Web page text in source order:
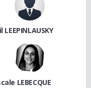
LEEPINLAUSKY
LEBECQUE